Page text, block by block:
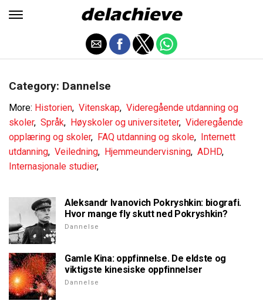
Category: Dannelse
More: Historien, Vitenskap, Videregående utdanning og
skoler, Språk, Høyskoler og universiteter, Videregående
opplæring og skoler, FAQ utdanning og skole, Internett
utdanning, Veiledning, Hjemmeundervisning, ADHD,
Internasjonale studier,
Aleksandr Ivanovich Pokryshkin: biografi.
Hvor mange fly skutt ned Pokryshkin?
Dannelse
Gamle Kina: oppfinnelse. De eldste og
viktigste kinesiske oppfinnelser
Dannelse